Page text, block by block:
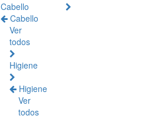
Cabello
Cabello
Ver
todos
Higiene
Higiene
Ver
todos